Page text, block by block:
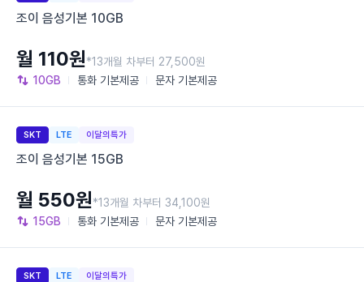
조이 음성기본 10GB
10GB 통화 기본제공 문자 기본제공
월 110원*13개월 차부터 27,500원
SKT LTE 이달의특가
조이 음성기본 15GB
15GB 통화 기본제공 문자 기본제공
월 550원*13개월 차부터 34,100원
SKT LTE 이달의특가